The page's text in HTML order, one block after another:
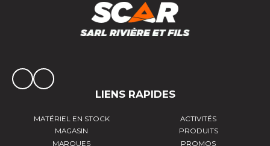
LIENS RAPIDES
MATÉRIEL EN STOCK
ACTIVITÉS
MAGASIN
PRODUITS
MARQUES
PROMOS